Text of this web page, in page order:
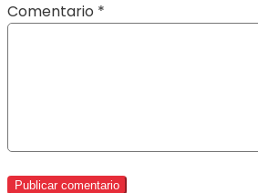
Comentario *